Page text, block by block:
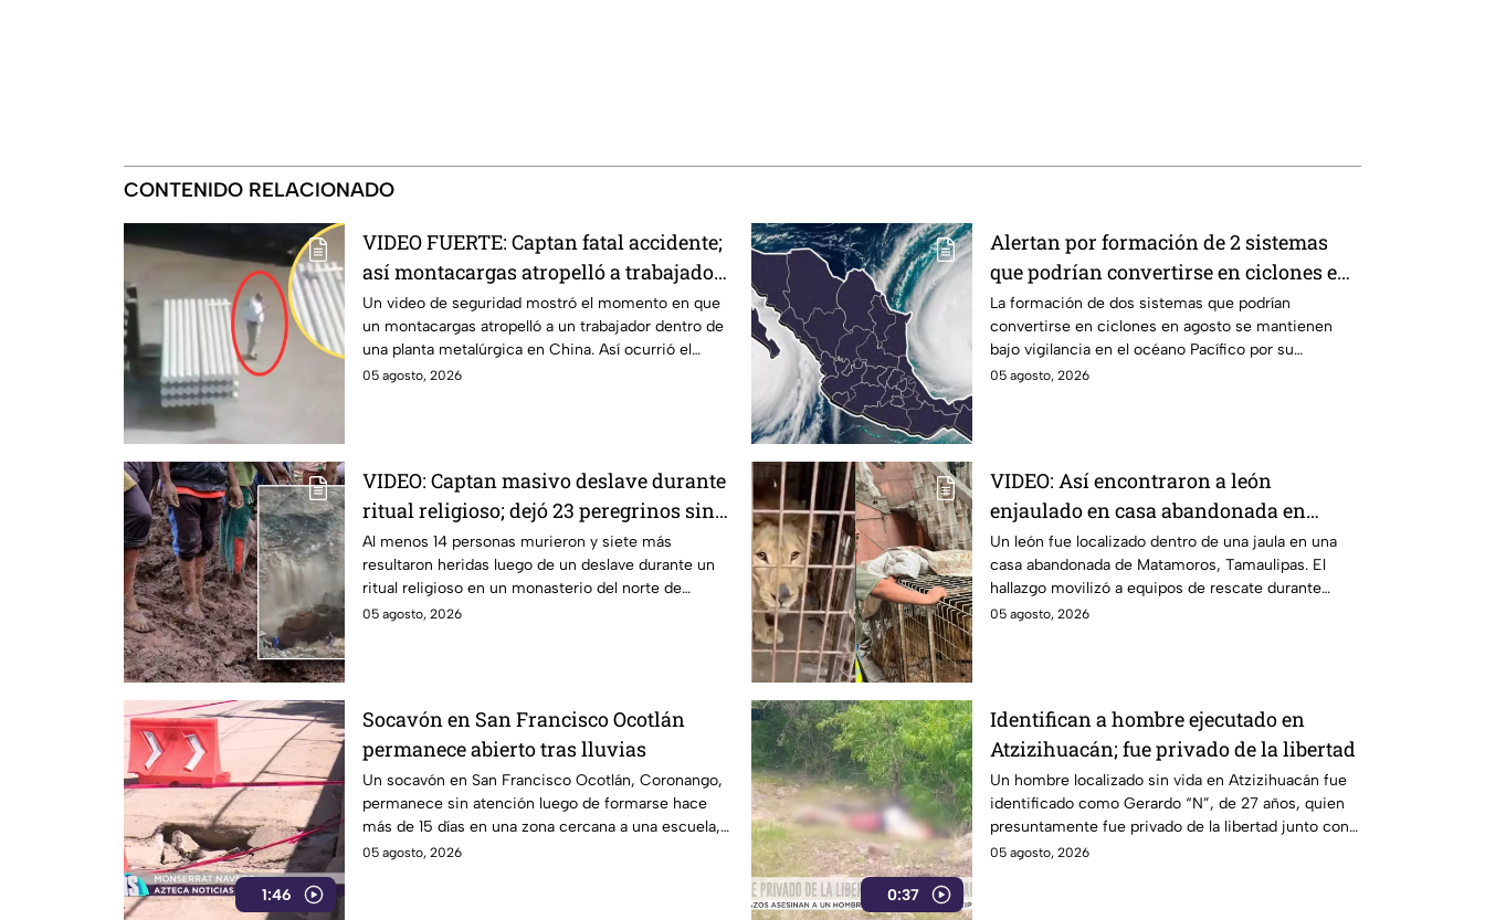
CONTENIDO RELACIONADO
VIDEO FUERTE: Captan fatal accidente;
así montacargas atropelló a trabajador
distraído en su celular
Un video de seguridad mostró el momento en que
un montacargas atropelló a un trabajador dentro de
una planta metalúrgica en China. Así ocurrió el
accidente.
05 agosto, 2026
Alertan por formación de 2 sistemas
que podrían convertirse en ciclones en
agosto: ¿Qué riesgo representan?
La formación de dos sistemas que podrían
convertirse en ciclones en agosto se mantienen
bajo vigilancia en el océano Pacífico por su
potencial de desarrollo.
05 agosto, 2026
VIDEO: Captan masivo deslave durante
ritual religioso; dejó 23 peregrinos sin
vida en monasterio de Etiopía
Al menos 14 personas murieron y siete más
resultaron heridas luego de un deslave durante un
ritual religioso en un monasterio del norte de
Etiopía.
05 agosto, 2026
VIDEO: Así encontraron a león
enjaulado en casa abandonada en
Matamoros, Tamaulipas
Un león fue localizado dentro de una jaula en una
casa abandonada de Matamoros, Tamaulipas. El
hallazgo movilizó a equipos de rescate durante
varias horas.
05 agosto, 2026
1:46
Socavón en San Francisco Ocotlán
permanece abierto tras lluvias
Un socavón en San Francisco Ocotlán, Coronango,
permanece sin atención luego de formarse hace
más de 15 días en una zona cercana a una escuela,
representando un riesgo para peatones y
05 agosto, 2026
0:37
Identifican a hombre ejecutado en
Atzizihuacán; fue privado de la libertad
Un hombre localizado sin vida en Atzizihuacán fue
identificado como Gerardo “N”, de 27 años, quien
presuntamente fue privado de la libertad junto con
su padrastro, quien continúa desaparecido.
05 agosto, 2026